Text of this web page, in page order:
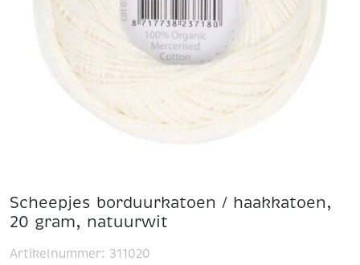
Scheepjes borduurkatoen / haakkatoen,
20 gram, natuurwit
Artikelnummer: 311020